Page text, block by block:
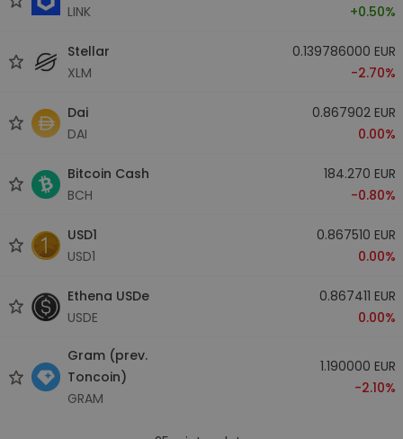
LINK
+0.50%
Stellar
XLM
0.139786000 EUR
-2.70%
Dai
DAI
0.867902 EUR
0.00%
Bitcoin Cash
BCH
184.270 EUR
-0.80%
USD1
USD1
0.867510 EUR
0.00%
Ethena USDe
USDE
0.867411 EUR
0.00%
Gram (prev.
Toncoin)
GRAM
1.190000 EUR
-2.10%